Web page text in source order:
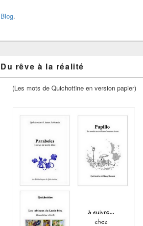
Blog.
Du rêve à la réalité
(Les mots de Quichottine en version papier)